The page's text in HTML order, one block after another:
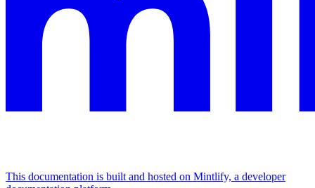
This documentation is built and hosted on Mintlify, a developer